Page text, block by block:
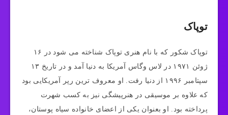
توپاک
توپاک شکور که با نام هنری توپاک شناخته می شود در ۱۶
ژوئن ۱۹۷۱ در لاس وگاس آمریکا به دنیا آمد و در تاریخ ۱۳
سپتامبر ۱۹۹۶ از دنیا رفت. او معروف ترین رپر آمریکایی بود
که علاوه بر موسیقی در هنرپیشگی نیز به کسب شهرت
پرداخته بود. او بعنوان یکی از اعضای خانواده سیاه پوستان،